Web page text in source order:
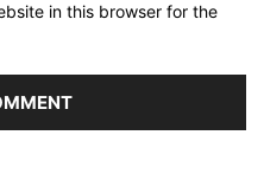
in this browser for the